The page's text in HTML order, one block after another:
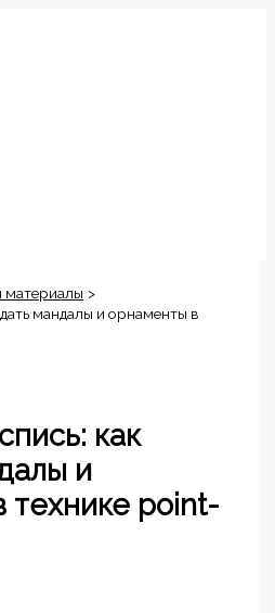
материалы
мандалы и орнаменты в
как
и
технике point-